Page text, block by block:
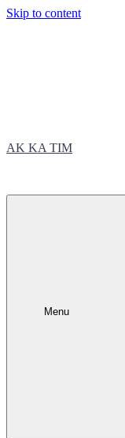
Skip to content
AK KA TIM
Menu